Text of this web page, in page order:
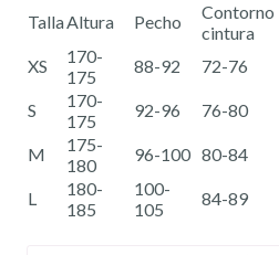
TallaAltura Pecho
Contorno
cintura
XS
170-
175
88-92 72-76
S
170-
175
92-96 76-80
M
175-
180
96-100 80-84
L
180-
185
100-
105
84-89